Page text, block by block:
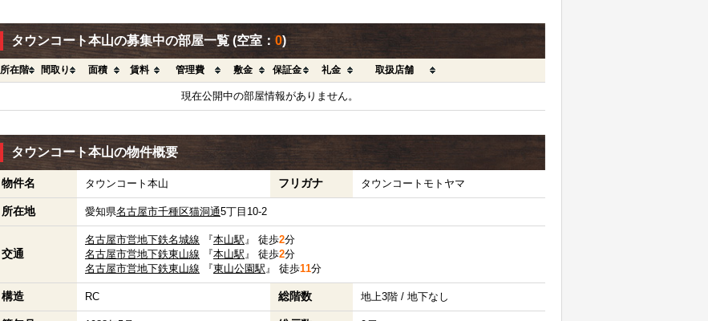
タウンコート本山の募集中の部屋一覧 (空室： 0)
所在階 間取り 面積 賃料 管理費 敷金 保証金 礼金 取扱店舗
現在公開中の部屋情報がありません。
タウンコート本山の物件概要
物件名 タウンコート本山 フリガナ タウンコートモトヤマ
所在地 愛知県名古屋市千種区猫洞通5丁目10-2
交通
名古屋市営地下鉄名城線 『本山駅』 徒歩2分
名古屋市営地下鉄東山線 『本山駅』 徒歩2分
名古屋市営地下鉄東山線 『東山公園駅』 徒歩11分
構造 RC 総階数 地上3階 / 地下なし